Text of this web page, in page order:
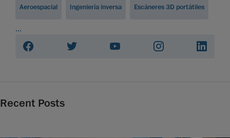
Aeroespacial Ingeniería inversa Escáneres 3D portátiles
...
Recent Posts